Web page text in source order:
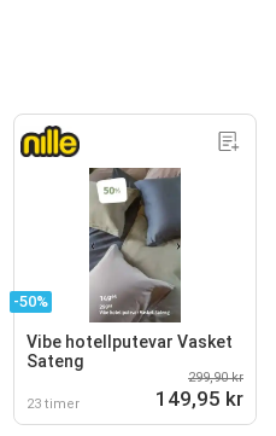
-50%
Vibe hotellputevar Vasket
Sateng
23 timer
299,90 kr
149,95 kr